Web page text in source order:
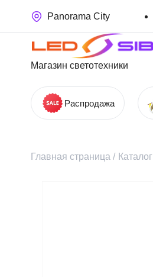
Panorama City
Магазин светотехники
Распродажа
Главная страница / Каталог